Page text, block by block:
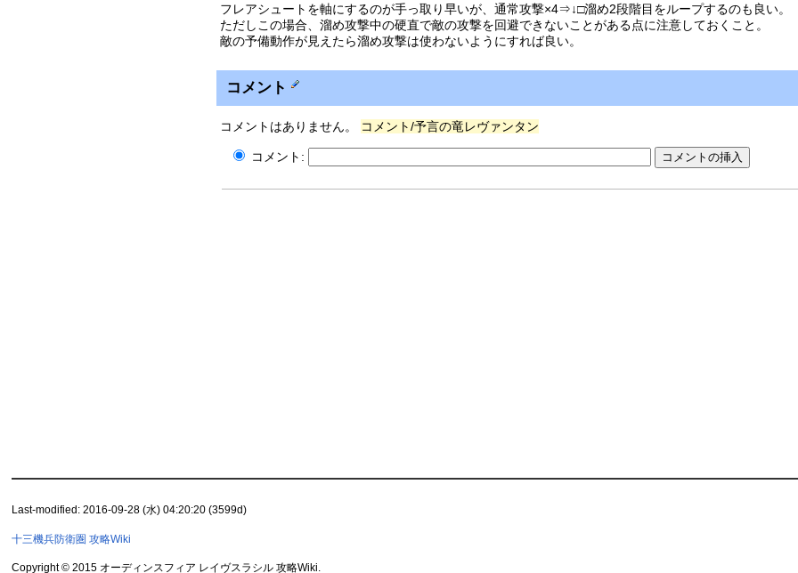
フレアシュートを軸にするのが手っ取り早いが、通常攻撃×4⇒↓□溜め2段階目をループするのも良い。
ただしこの場合、溜め攻撃中の硬直で敵の攻撃を回避できないことがある点に注意しておくこと。
敵の予備動作が見えたら溜め攻撃は使わないようにすれば良い。
コメント
コメントはありません。 コメント/予言の竜レヴァンタン
コメント:
Last-modified: 2016-09-28 (水) 04:20:20 (3599d)
十三機兵防衛圏 攻略Wiki
Copyright © 2015 オーディンスフィア レイヴスラシル 攻略Wiki.